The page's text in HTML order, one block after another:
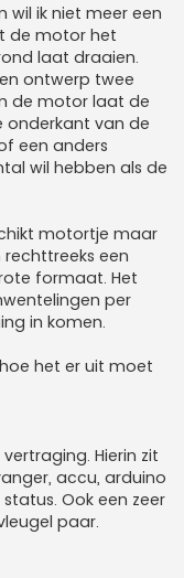
wil ik niet meer een
de motor het
laat draaien.
ontwerp twee
de motor laat de
onderkant van de
een anders
wil hebben als de
motortje maar
een
formaat. Het
per
in komen.
het er uit moet
Hierin zit
accu, arduino
Ook een zeer
paar.